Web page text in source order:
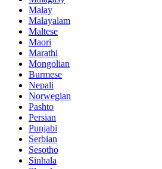
Malay
Malayalam
Maltese
Maori
Marathi
Mongolian
Burmese
Nepali
Norwegian
Pashto
Persian
Punjabi
Serbian
Sesotho
Sinhala